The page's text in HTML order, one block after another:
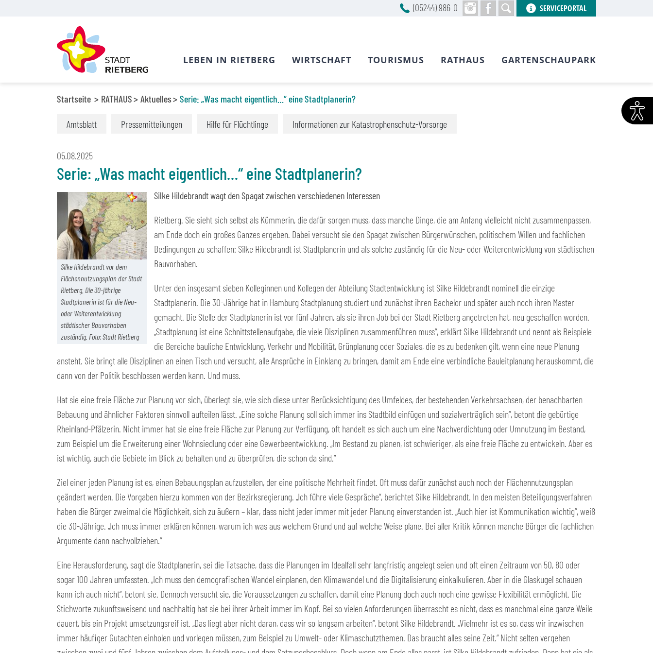
Startseite RATHAUS Aktuelles Serie: „Was macht eigentlich…“ eine Stadtplanerin?
Amtsblatt Pressemitteilungen Hilfe für Flüchtlinge Informationen zur Katastrophenschutz-Vorsorge
05.08.2025
Serie: „Was macht eigentlich…“ eine Stadtplanerin?
Silke Hildebrandt vor dem
Flächennutzungsplan der Stadt
Rietberg. Die 30-jährige
Stadtplanerin ist für die Neu-
oder Weiterentwicklung
städtischer Bauvorhaben
zuständig. Foto: Stadt Rietberg
Silke Hildebrandt wagt den Spagat zwischen verschiedenen Interessen
Rietberg. Sie sieht sich selbst als Kümmerin, die dafür sorgen muss, dass manche Dinge, die am Anfang vielleicht nicht zusammenpassen,
am Ende doch ein großes Ganzes ergeben. Dabei versucht sie den Spagat zwischen Bürgerwünschen, politischem Willen und fachlichen
Bedingungen zu schaffen: Silke Hildebrandt ist Stadtplanerin und als solche zuständig für die Neu- oder Weiterentwicklung von städtischen
Bauvorhaben.
Unter den insgesamt sieben Kolleginnen und Kollegen der Abteilung Stadtentwicklung ist Silke Hildebrandt nominell die einzige
Stadtplanerin. Die 30-Jährige hat in Hamburg Stadtplanung studiert und zunächst ihren Bachelor und später auch noch ihren Master
gemacht. Die Stelle der Stadtplanerin ist vor fünf Jahren, als sie ihren Job bei der Stadt Rietberg angetreten hat, neu geschaffen worden.
„Stadtplanung ist eine Schnittstellenaufgabe, die viele Disziplinen zusammenführen muss“, erklärt Silke Hildebrandt und nennt als Beispiele
die Bereiche bauliche Entwicklung, Verkehr und Mobilität, Grünplanung oder Soziales, die es zu bedenken gilt, wenn eine neue Planung
ansteht. Sie bringt alle Disziplinen an einen Tisch und versucht, alle Ansprüche in Einklang zu bringen, damit am Ende eine verbindliche Bauleitplanung herauskommt, die
dann von der Politik beschlossen werden kann. Und muss.
Hat sie eine freie Fläche zur Planung vor sich, überlegt sie, wie sich diese unter Berücksichtigung des Umfeldes, der bestehenden Verkehrsachsen, der benachbarten
Bebauung und ähnlicher Faktoren sinnvoll aufteilen lässt. „Eine solche Planung soll sich immer ins Stadtbild einfügen und sozialverträglich sein“, betont die gebürtige
Rheinland-Pfälzerin. Nicht immer hat sie eine freie Fläche zur Planung zur Verfügung, oft handelt es sich auch um eine Nachverdichtung oder Umnutzung im Bestand,
zum Beispiel um die Erweiterung einer Wohnsiedlung oder eine Gewerbeentwicklung. „Im Bestand zu planen, ist schwieriger, als eine freie Fläche zu entwickeln. Aber es
ist wichtig, auch die Gebiete im Blick zu behalten und zu überprüfen, die schon da sind.“
Ziel einer jeden Planung ist es, einen Bebauungsplan aufzustellen, der eine politische Mehrheit findet. Oft muss dafür zunächst auch noch der Flächennutzungsplan
geändert werden. Die Vorgaben hierzu kommen von der Bezirksregierung. „Ich führe viele Gespräche“, berichtet Silke Hildebrandt. In den meisten Beteiligungsverfahren
haben die Bürger zweimal die Möglichkeit, sich zu äußern – klar, dass nicht jeder immer mit jeder Planung einverstanden ist. „Auch hier ist Kommunikation wichtig“, weiß
die 30-Jährige. „Ich muss immer erklären können, warum ich was aus welchem Grund und auf welche Weise plane. Bei aller Kritik können manche Bürger die fachlichen
Argumente dann nachvollziehen.“
Eine Herausforderung, sagt die Stadtplanerin, sei die Tatsache, dass die Planungen im Idealfall sehr langfristig angelegt seien und oft einen Zeitraum von 50, 80 oder
sogar 100 Jahren umfassten. „Ich muss den demografischen Wandel einplanen, den Klimawandel und die Digitalisierung einkalkulieren. Aber in die Glaskugel schauen
kann ich auch nicht“, betont sie. Dennoch versucht sie, die Voraussetzungen zu schaffen, damit eine Planung doch auch noch eine gewisse Flexibilität ermöglicht. Die
Stichworte zukunftsweisend und nachhaltig hat sie bei ihrer Arbeit immer im Kopf. Bei so vielen Anforderungen überrascht es nicht, dass es manchmal eine ganze Weile
dauert, bis ein Projekt umsetzungsreif ist. „Das liegt aber nicht daran, dass wir so langsam arbeiten“, betont Silke Hildebrandt. „Vielmehr ist es so, dass wir inzwischen
immer häufiger Gutachten einholen und vorlegen müssen, zum Beispiel zu Umwelt- oder Klimaschutzthemen. Das braucht alles seine Zeit.“ Nicht selten vergehen
(05244) 986-0 SERVICEPORTAL
LEBEN IN RIETBERG WIRTSCHAFT TOURISMUS RATHAUS GARTENSCHAUPARK